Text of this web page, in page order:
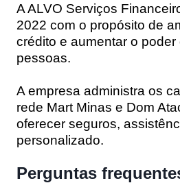
A ALVO Serviços
2022 com o propósito de
crédito e aumentar o
pessoas.
A empresa administra os
rede Mart Minas e Dom
oferecer seguros,
personalizado.
Perguntas